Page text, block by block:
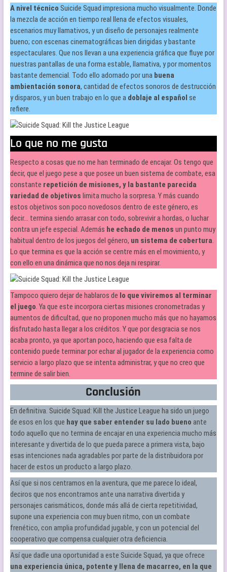
A nivel técnico Suicide Squad impresiona mucho visualmente. Donde
la mezcla de acción en tiempo real llena de efectos visuales,
escenarios muy llamativos, y un diseño de personajes realmente
bueno; con escenas cinematográficas bien dirigidas y bastante
espectaculares. Que nos llevan a una experiencia gráfica que fluye por
nuestras pantallas de una forma estable, llamativa, y por momentos
bastante demencial. Todo ello adornado por una buena
ambientación sonora, cantidad de efectos sonoros de destrucción
y disparos, y un buen trabajo en lo que a doblaje al español se
refiere.
Lo que no me gusta
Respecto a cosas que no me han terminado de encajar. Os tengo que
decir, que el juego pese a que posee un buen sistema de combate, esa
constante repetición de misiones, y la bastante parecida
variedad de objetivos limita mucho la sorpresa. Y más cuando
estos objetivos son poco novedosos dentro de este género, es
decir… termina siendo arrasar con todo, sobrevivir a hordas, o luchar
contra un jefe especial. Además he echado de menos un punto muy
habitual dentro de los juegos del género, un sistema de cobertura.
Lo que termina es que la acción se centre más en el movimiento, y
con ello en una dinámica que no nos deja ni respirar.
Tampoco quiero dejar de hablaros de lo que viviremos al terminar
el juego. Ya que este incorpora ciertas misiones cronometradas y
aumentos de dificultad, que no proponen mucho más que no hayamos
disfrutado hasta llegar a los créditos. Y que por desgracia se nos
acaba pronto, ya que aportan poco, haciendo que esa falta de
contenido puede terminar por echar al jugador de la experiencia como
servicio a largo plazo que se intenta administrar, y que no creo que
termine de salir bien.
Conclusión
En definitiva. Suicide Squad: Kill the Justice League ha sido un juego
de esos en los que hay que saber entender su lado bueno ante
todo aquello que no termina de encajar en una experiencia mucho más
interesante y divertida de lo que pueda parece a primera vista, bajo
esas intenciones nada agradables por parte de la distribuidora por
hacer de estos un producto a largo plazo.
Así que si nos centramos en la aventura, que me parece lo ideal,
deciros que nos encontramos ante una narrativa divertida y
personajes carismáticos, donde más allá de cierta repetitividad,
supone una experiencia con muy buen ritmo, con un combate
frenético, con amplia profundidad jugable, y con un potencial del
cooperativo que compensa cualquier otra deficiencia.
Así que dadle una oportunidad a este Suicide Squad, ya que ofrece
una experiencia única, potente y llena de macarreo, en la que